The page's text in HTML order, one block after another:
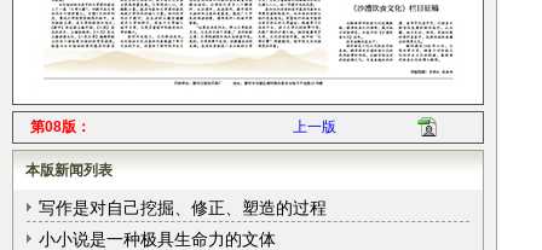
第08版： 上一版
本版新闻列表
写作是对自己挖掘、修正、塑造的过程
小小说是一种极具生命力的文体